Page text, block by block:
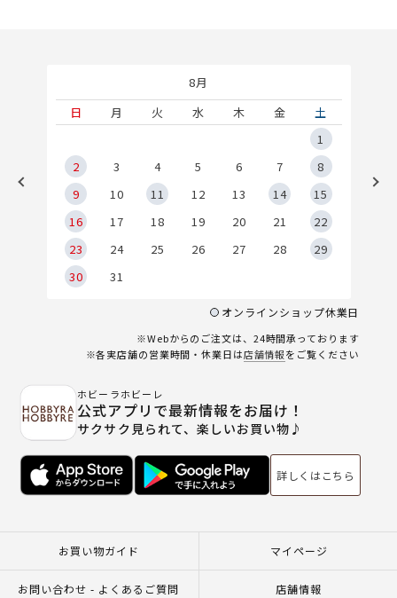
8月
日
月 火 水 木 金
土
1
2
3 4 5 6 7
8
9
10 11 12 13 14
15
16
17 18 19 20 21
22
23
24 25 26 27 28
29
30
31
オンラインショップ休業日
※Webからのご注文は、24時間承っております
※各実店舗の営業時間・休業日は店舗情報をご覧ください
ホビーラホビーレ
公式アプリで最新情報をお届け！
サクサク見られて、楽しいお買い物♪
詳しくはこちら
お買い物ガイド マイページ
お問い合わせ - よくあるご質問 店舗情報